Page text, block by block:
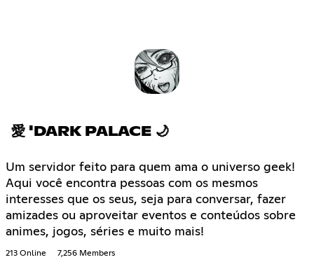
愛 'DARK PALACE 🌙
Um servidor feito para quem ama o universo geek!
Aqui você encontra pessoas com os mesmos
interesses que os seus, seja para conversar, fazer
amizades ou aproveitar eventos e conteúdos sobre
animes, jogos, séries e muito mais!
213 Online 7,256 Members